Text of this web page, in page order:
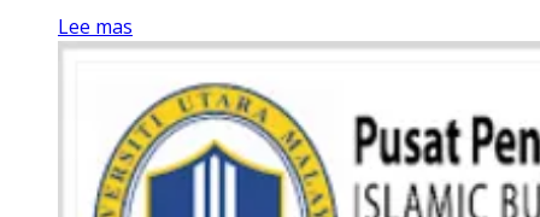
Lee mas